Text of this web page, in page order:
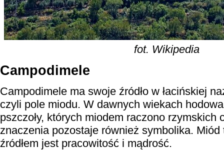
fot. Wikipedia
Campodimele
Campodimele ma swoje źródło w łacińskiej
czyli pole miodu. W dawnych wiekach
pszczoły, których miodem raczono rzymskich
znaczenia pozostaje również symbolika. Miód
źródłem jest pracowitość i mądrość.